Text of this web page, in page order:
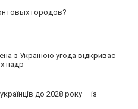
городов?
з Україною угода відкриває
надр
до 2028 року – із